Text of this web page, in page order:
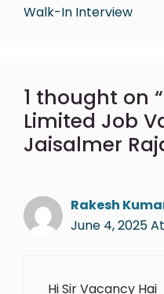
Walk-In Interview
1 thought on
Limited Job
Jaisalmer
Rakesh
June 4, 2025
Hi Sir Vacancy Hai